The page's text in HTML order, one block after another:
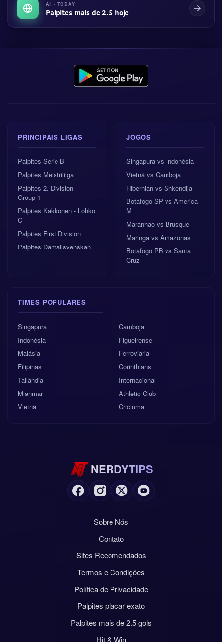
AI · TODAY
Palpites mais de 2.5 hoje
PRINCIPAIS LIGAS
Palpites Serie B
Palpites Meistriliiga
Palpites 2. Division -
Group 1
Palpites Kakkonen - Lohko
C
Palpites First Division
Palpites Damallsvenskan
JOGOS
Singapura vs Indonésia
Vietnã vs Camboja
Hibernian vs Shkendija
Botafogo SP vs America
M
Maranhao vs Brusque
Maringa vs Amazonas
Botafogo PB vs Santa
Cruz
TIMES POPULARES
Singapura
Indonésia
Malásia
Filipinas
Tailândia
Mianmar
Vietnã
Camboja
Figueirense
Ferroviaria
Corinthians
Internacional
Athletic Club
Criciuma
NERDYTIPS
Sobre Nós
Contato
Sites Recomendados
Termos e Condições
Política de Privacidade
Palpites placar exato
Palpites mais de 2.5 gols
Hit & Win